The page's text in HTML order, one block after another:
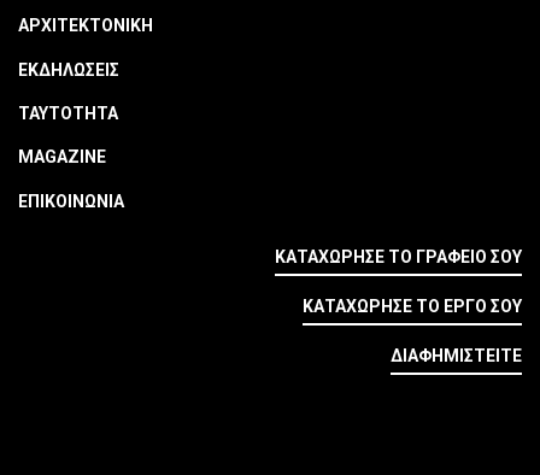
ΑΡΧΙΤΕΚΤΟΝΙΚΗ
ΕΚΔΗΛΩΣΕΙΣ
ΤΑΥΤΟΤΗΤΑ
MAGAZINE
ΕΠΙΚΟΙΝΩΝΙΑ
ΚΑΤΑΧΩΡΗΣΕ ΤΟ ΓΡΑΦΕΙΟ ΣΟΥ
ΚΑΤΑΧΩΡΗΣΕ ΤΟ ΕΡΓΟ ΣΟΥ
ΔΙΑΦΗΜΙΣΤΕΙΤΕ